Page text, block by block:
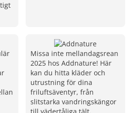
Missa inte mellandagsrean
2025 hos Addnature! Här
kan du hitta kläder och
utrustning för dina
friluftsäventyr, från
slitstarka vandringskängor